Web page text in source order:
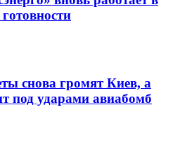
снова громят Киев, а
под ударами авиабомб